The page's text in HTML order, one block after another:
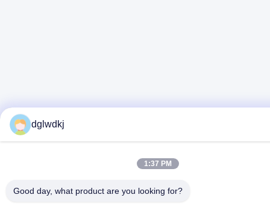
dglwdkj
1:37 PM
Good day, what product are you looking for?